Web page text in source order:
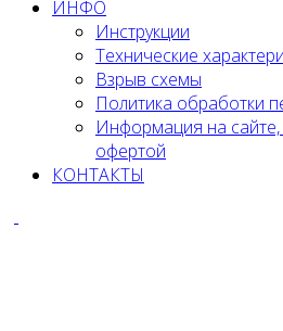
ИНФО
Инструкции
Технические
Взрыв схемы
Политика обработки
Информация на
офертой
КОНТАКТЫ